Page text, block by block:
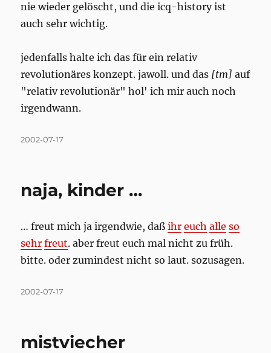
nie wieder gelöscht, und die icq-history ist
auch sehr wichtig.
jedenfalls halte ich das für ein relativ
revolutionäres konzept. jawoll. und das [tm] auf
"relativ revolutionär" hol' ich mir auch noch
irgendwann.
Posted
2002-07-17
naja, kinder …
… freut mich ja irgendwie, daßihr euch alle so
sehr freut. aber freut euch mal nicht zu früh.
bitte. oder zumindest nicht so laut. sozusagen.
Posted
2002-07-17
mistviecher